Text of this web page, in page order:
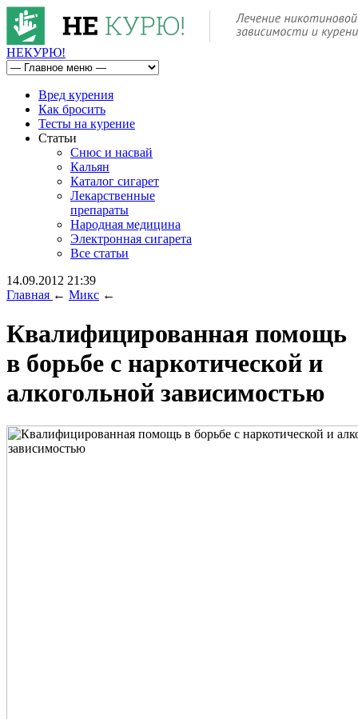
НЕКУРЮ!
Вред курения
Как бросить
Тесты на курение
Статьи
Снюс и насвай
Кальян
Каталог сигарет
Лекарственные
препараты
Народная медицина
Электронная сигарета
Все статьи
14.09.2012 21:39
Главная ← Микс ←
Квалифицированная помощь
в борьбе с наркотической и
алкогольной зависимостью